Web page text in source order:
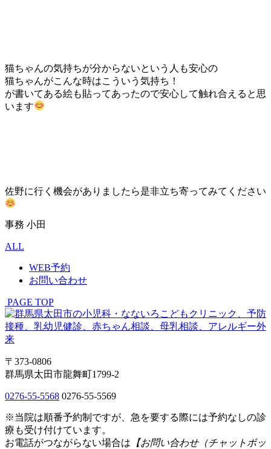
猫ちゃんの気持ちが分からないという人も安心の
猫ちゃんがこんな時はこういう気持ち！
が書いてある絵も貼ってあったので安心して触れ合えると思
います
佐野に行く機会がありましたら是非立ち寄ってみてください
事務 小田
ALL
WEB予約
お問い合わせ
PAGE TOP
〒373-0806
群馬県太田市龍舞町1799-2
0276-55-5568 0276-55-5569
※当院は順番予約制ですが、急を要する際には予約なしの診
療も受け付けています。
お電話がつながらない場合は 【お問い合わせ（チャットボッ